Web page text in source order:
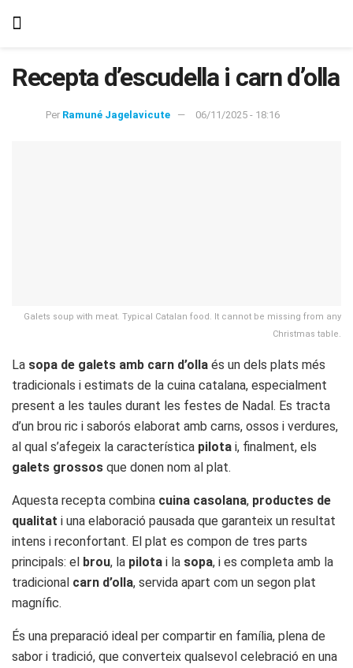
Recepta d’escudella i carn d’olla
Per Ramuné Jagelavicute 06/11/2025 - 18:16
Galets soup with meat. Typical Catalan food. It cannot be missing from any
Christmas table.
La sopa de galets amb carn d’olla és un dels plats més
tradicionals i estimats de la cuina catalana, especialment
present a les taules durant les festes de Nadal. Es tracta
d’un brou ric i saborós elaborat amb carns, ossos i verdures,
al qual s’afegeix la característica pilota i, finalment, els
galets grossos que donen nom al plat.
Aquesta recepta combina cuina casolana, productes de
qualitat i una elaboració pausada que garanteix un resultat
intens i reconfortant. El plat es compon de tres parts
principals: el brou, la pilota i la sopa, i es completa amb la
tradicional carn d’olla, servida apart com un segon plat
magnífic.
És una preparació ideal per compartir en família, plena de
sabor i tradició, que converteix qualsevol celebració en una